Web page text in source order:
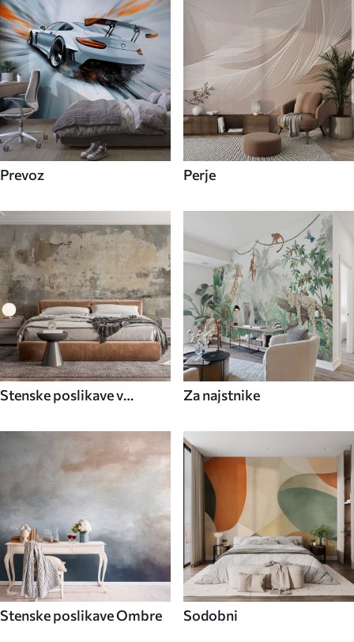
Prevoz Perje
Stenske poslikave v
Za najstnike
Stenske poslikave Ombre Sodobni